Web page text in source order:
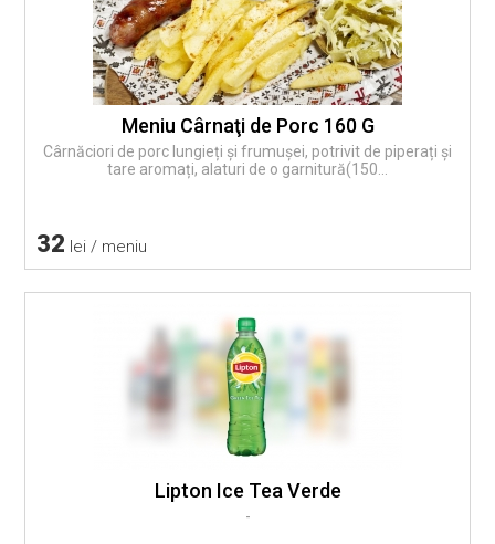
Meniu Cârnaţi de Porc 160 G
Cârnăciori de porc lungieți și frumușei, potrivit de piperați și
tare aromați, alaturi de o garnitură(150...
32 lei / meniu
Lipton Ice Tea Verde
-